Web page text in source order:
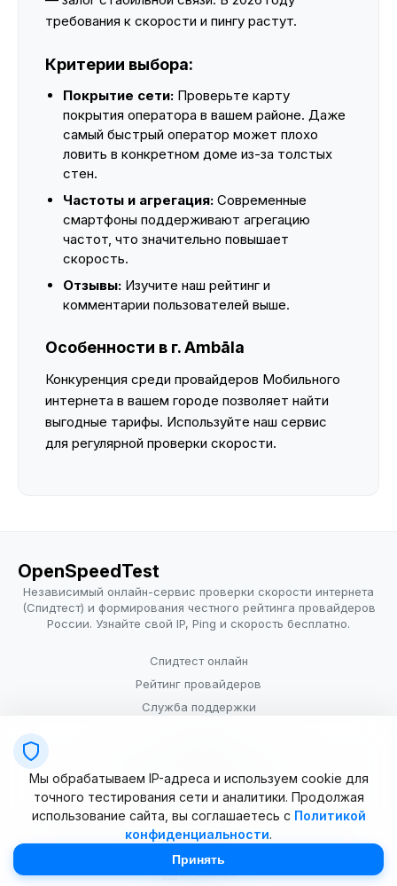
требования к скорости и пингу растут.
Критерии выбора:
Покрытие сети: Проверьте карту
покрытия оператора в вашем районе. Даже
самый быстрый оператор может плохо
ловить в конкретном доме из-за толстых
стен.
Частоты и агрегация: Современные
смартфоны поддерживают агрегацию
частот, что значительно повышает
скорость.
Отзывы: Изучите наш рейтинг и
комментарии пользователей выше.
Особенности в г. Ambāla
Конкуренция среди провайдеров Мобильного
интернета в вашем городе позволяет найти
выгодные тарифы. Используйте наш сервис
для регулярной проверки скорости.
OpenSpeedTest
Независимый онлайн-сервис проверки скорости интернета
(Спидтест) и формирования честного рейтинга провайдеров
России. Узнайте свой IP, Ping и скорость бесплатно.
Спидтест онлайн
Рейтинг провайдеров
Служба поддержки
Условия использования
© 2025–2026 OpenSpeedTest (ИП Долматова В.В.). Все права
Мы обрабатываем IP-адреса и используем cookie для
точного тестирования сети и аналитики. Продолжая
использование сайта, вы соглашаетесь с Политикой
конфиденциальности.
Принять